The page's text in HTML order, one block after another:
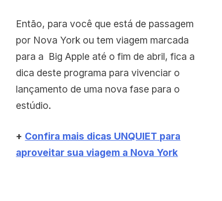
Então, para você que está de passagem
por Nova York ou tem viagem marcada
para a Big Apple até o fim de abril, fica a
dica deste programa para vivenciar o
lançamento de uma nova fase para o
estúdio.
+ Confira mais dicas UNQUIET para
aproveitar sua viagem a Nova York